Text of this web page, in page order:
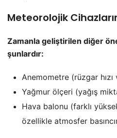
Meteorolojik
Zamanla geliştirilen diğer
şunlardır:
Anemometre (rüzgar
Yağmur ölçeri (yağış
Hava balonu (farklı
özellikle atmosfer